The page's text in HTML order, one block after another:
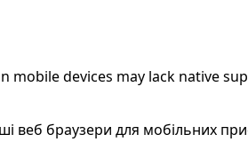
mobile devices may lack native
веб браузери для мобільних